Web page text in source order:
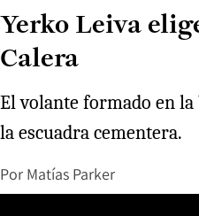
Yerko Leiva
Calera
El volante formado en
la escuadra cementera.
Por Matías Parker